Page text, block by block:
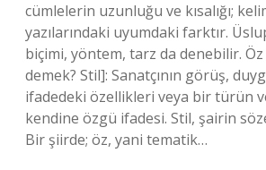
cümlelerin uzunluğu ve kısalığı;
yazılarındaki uyumdaki farktır.
biçimi, yöntem, tarz da denebilir.
demek? Stil]: Sanatçının görüş,
ifadedeki özellikleri veya bir türün
kendine özgü ifadesi. Stil, şairin
Bir şiirde; öz, ​​yani tematik…